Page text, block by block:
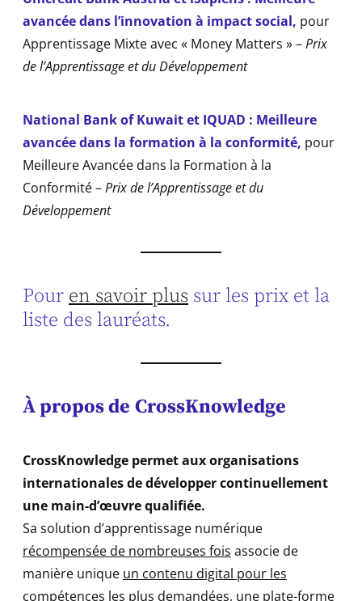
avancée dans l’innovation à impact social, pour
Apprentissage Mixte avec « Money Matters » –Prix
de l’Apprentissage et du Développement
National Bank of Kuwait et IQUAD : Meilleure
avancée dans la formation à la conformité, pour
Meilleure Avancée dans la Formation à la
Conformité –Prix de l’Apprentissage et du
Développement
Pour en savoir plus sur les prix et la
liste des lauréats.
À propos de CrossKnowledge
CrossKnowledge permet aux organisations
internationales de développer continuellement
une main-d’œuvre qualifiée.
Sa solution d’apprentissage numérique
récompensée de nombreuses fois associe de
manière unique un contenu digital pour les
compétences les plus demandées, une plate-forme